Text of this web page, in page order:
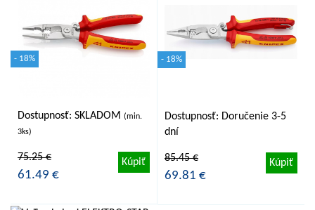
- 18%
Dostupnosť: SKLADOM (min.
3ks)
75.25 €
61.49 €
Kúpiť
- 18%
Dostupnosť: Doručenie 3-5
dní
85.45 €
69.81 €
Kúpiť